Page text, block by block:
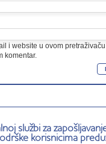
i website u ovom
komentar.
službi za
korisnicima